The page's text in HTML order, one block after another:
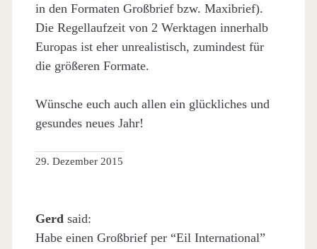
in den Formaten Großbrief bzw. Maxibrief).
Die Regellaufzeit von 2 Werktagen innerhalb
Europas ist eher unrealistisch, zumindest für
die größeren Formate.
Wünsche euch auch allen ein glückliches und
gesundes neues Jahr!
29. Dezember 2015
Gerd said:
Habe einen Großbrief per “Eil International”